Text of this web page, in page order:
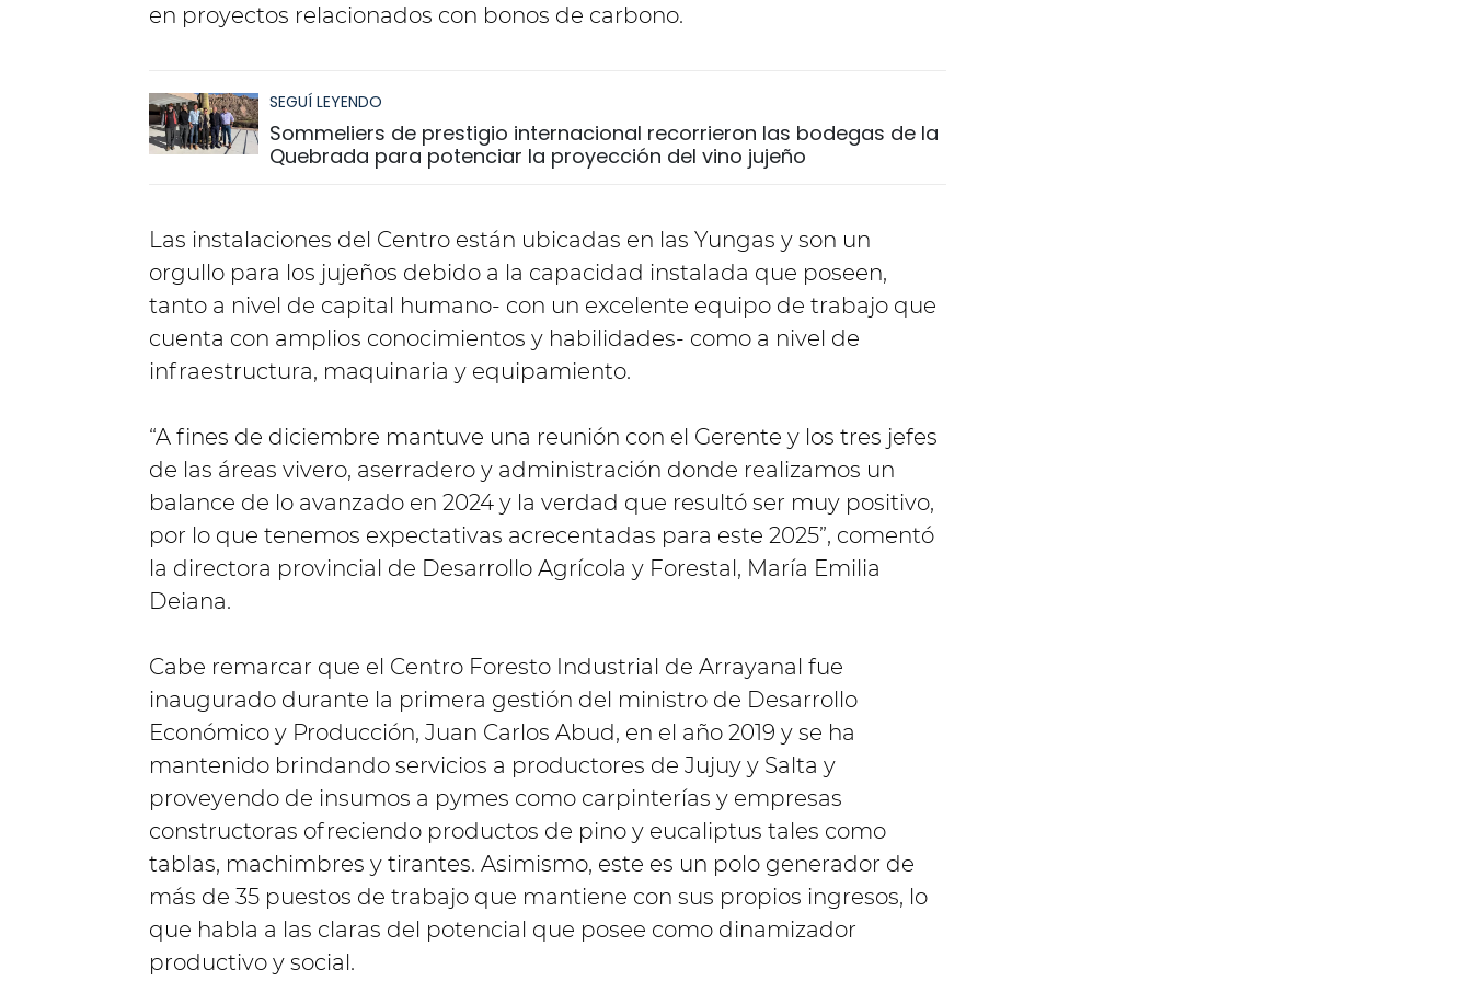
en proyectos relacionados con bonos de carbono.
SEGUÍ LEYENDO
Sommeliers de prestigio internacional recorrieron las bodegas de la
Quebrada para potenciar la proyección del vino jujeño
Las instalaciones del Centro están ubicadas en las Yungas y son un
orgullo para los jujeños debido a la capacidad instalada que poseen,
tanto a nivel de capital humano- con un excelente equipo de trabajo que
cuenta con amplios conocimientos y habilidades- como a nivel de
infraestructura, maquinaria y equipamiento.
“A fines de diciembre mantuve una reunión con el Gerente y los tres jefes
de las áreas vivero, aserradero y administración donde realizamos un
balance de lo avanzado en 2024 y la verdad que resultó ser muy positivo,
por lo que tenemos expectativas acrecentadas para este 2025”, comentó
la directora provincial de Desarrollo Agrícola y Forestal, María Emilia
Deiana.
Cabe remarcar que el Centro Foresto Industrial de Arrayanal fue
inaugurado durante la primera gestión del ministro de Desarrollo
Económico y Producción, Juan Carlos Abud, en el año 2019 y se ha
mantenido brindando servicios a productores de Jujuy y Salta y
proveyendo de insumos a pymes como carpinterías y empresas
constructoras ofreciendo productos de pino y eucaliptus tales como
tablas, machimbres y tirantes. Asimismo, este es un polo generador de
más de 35 puestos de trabajo que mantiene con sus propios ingresos, lo
que habla a las claras del potencial que posee como dinamizador
productivo y social.